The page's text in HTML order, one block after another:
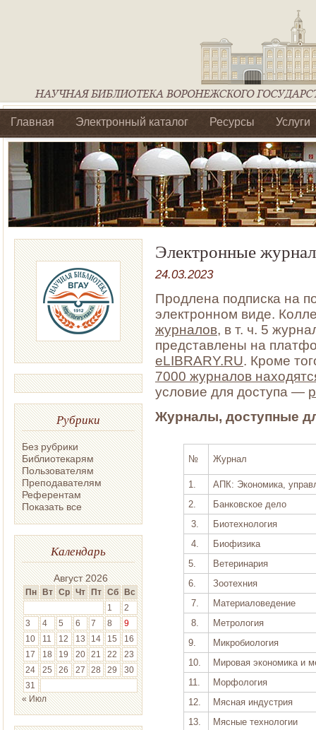
Главная Электронный каталог Ресурсы Услуги
Библиотеки регионального отделения Ассоциации
Рубрики
Без рубрики
Библиотекарям
Пользователям
Преподавателям
Референтам
Показать все
Календарь
Август 2026
Пн Вт Ср Чт Пт Сб Вс
1
2
3
4 5 6 7 8
9
10
11 12 13 14 15
16
17
18 19 20 21 22
23
24
25 26 27 28 29
30
31
« Июл
Электронные
24.03.2023
Продлена подписка на
электронном виде.
журналов, в т. ч. 5
представлены на
eLIBRARY.RU. Кроме
7000 журналов
условие для доступа —
Журналы, доступные
№ Журнал
1.
АПК: Экономика,
2.
Банковское дело
3.
Биотехнология
4.
Биофизика
5.
Ветеринария
6.
Зоотехния
7.
Материаловедение
8.
Метрология
9.
Микробиология
10.
Мировая экономика и
11.
Морфология
12.
Мясная индустрия
13.
Мясные технологии